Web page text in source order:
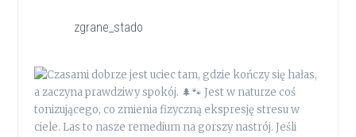
zgrane_stado